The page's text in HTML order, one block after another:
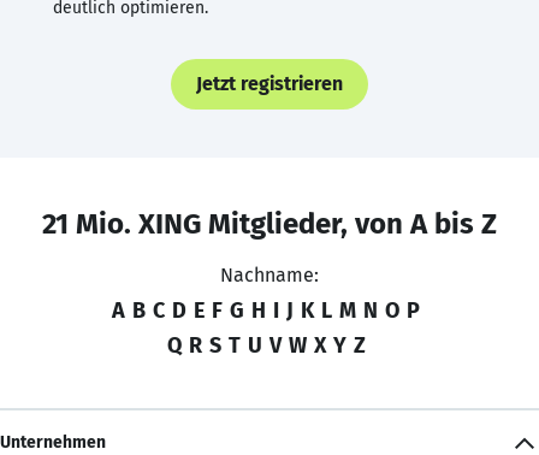
deutlich optimieren.
Jetzt registrieren
21 Mio. XING Mitglieder, von A bis Z
Nachname:
A B C D E F G H I J K L M N O P
Q R S T U V W X Y Z
Unternehmen